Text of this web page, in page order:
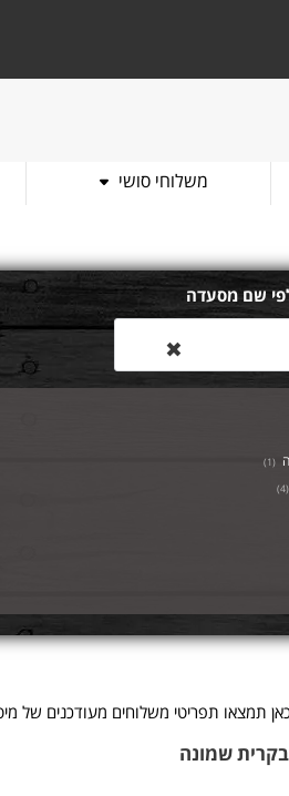
משלוחי סושי
שם מסעדה
✖
(
1
)
(
4
)
תמצאו תפריטי משלוחים מעודכנים של